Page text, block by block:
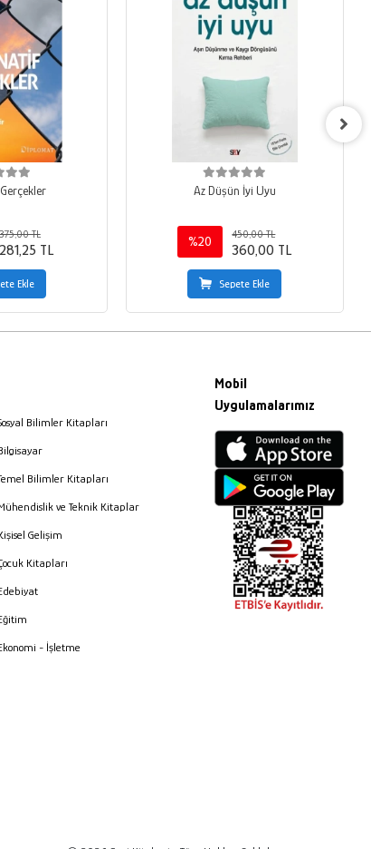
TL
281,25 TL
Ekle
Az Düşün İyi Uyu
%20
450,00 TL
360,00 TL
Sepete Ekle
Bilimler Kitapları
Bilimler Kitapları
ve Teknik Kitaplar
Gelişim
Kitapları
- İşletme
Mobil
Uygulamalarımız